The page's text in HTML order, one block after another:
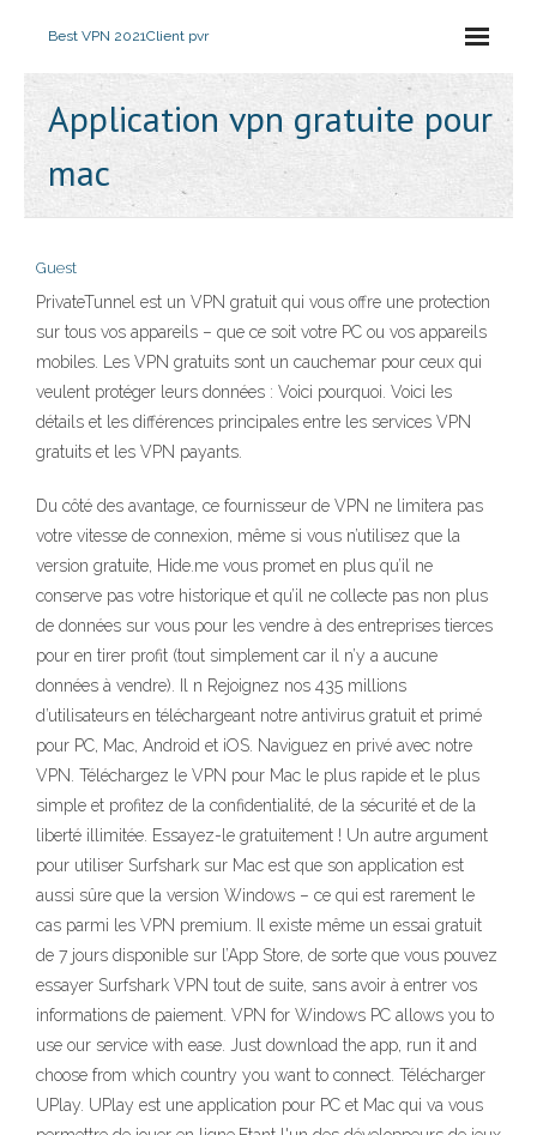
Best VPN 2021Client pvr
Application vpn gratuite pour
mac
Guest
PrivateTunnel est un VPN gratuit qui vous offre une protection
sur tous vos appareils – que ce soit votre PC ou vos appareils
mobiles. Les VPN gratuits sont un cauchemar pour ceux qui
veulent protéger leurs données : Voici pourquoi. Voici les
détails et les différences principales entre les services VPN
gratuits et les VPN payants.
Du côté des avantage, ce fournisseur de VPN ne limitera pas
votre vitesse de connexion, même si vous n’utilisez que la
version gratuite, Hide.me vous promet en plus qu’il ne
conserve pas votre historique et qu’il ne collecte pas non plus
de données sur vous pour les vendre à des entreprises tierces
pour en tirer profit (tout simplement car il n’y a aucune
données à vendre). Il n Rejoignez nos 435 millions
d’utilisateurs en téléchargeant notre antivirus gratuit et primé
pour PC, Mac, Android et iOS. Naviguez en privé avec notre
VPN. Téléchargez le VPN pour Mac le plus rapide et le plus
simple et profitez de la confidentialité, de la sécurité et de la
liberté illimitée. Essayez-le gratuitement ! Un autre argument
pour utiliser Surfshark sur Mac est que son application est
aussi sûre que la version Windows – ce qui est rarement le
cas parmi les VPN premium. Il existe même un essai gratuit
de 7 jours disponible sur l’App Store, de sorte que vous pouvez
essayer Surfshark VPN tout de suite, sans avoir à entrer vos
informations de paiement. VPN for Windows PC allows you to
use our service with ease. Just download the app, run it and
choose from which country you want to connect. Télécharger
UPlay. UPlay est une application pour PC et Mac qui va vous